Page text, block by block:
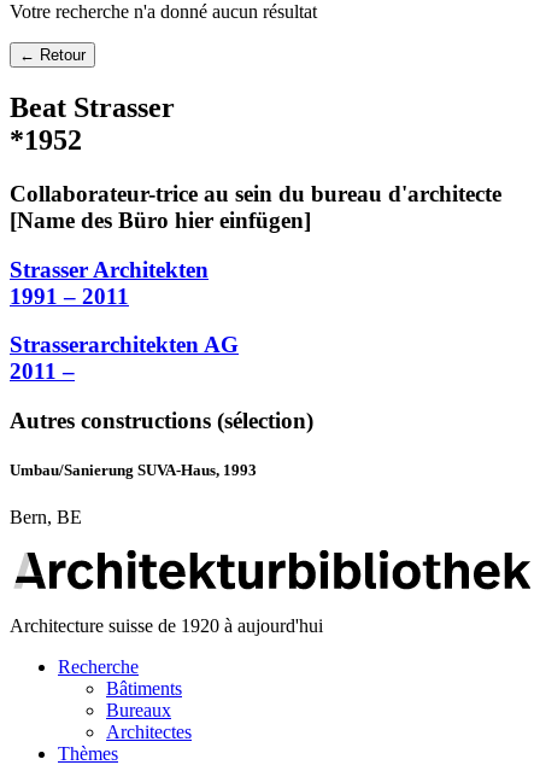
Votre recherche n'a donné aucun résultat
← Retour
Beat Strasser
*1952
Collaborateur-trice au sein du bureau d'architecte
[Name des Büro hier einfügen]
Strasser Architekten
1991 – 2011
Strasserarchitekten AG
2011 –
Autres constructions (sélection)
Umbau/Sanierung SUVA-Haus, 1993
Bern, BE
Architecture suisse de 1920 à aujourd'hui
Recherche
Bâtiments
Bureaux
Architectes
Thèmes